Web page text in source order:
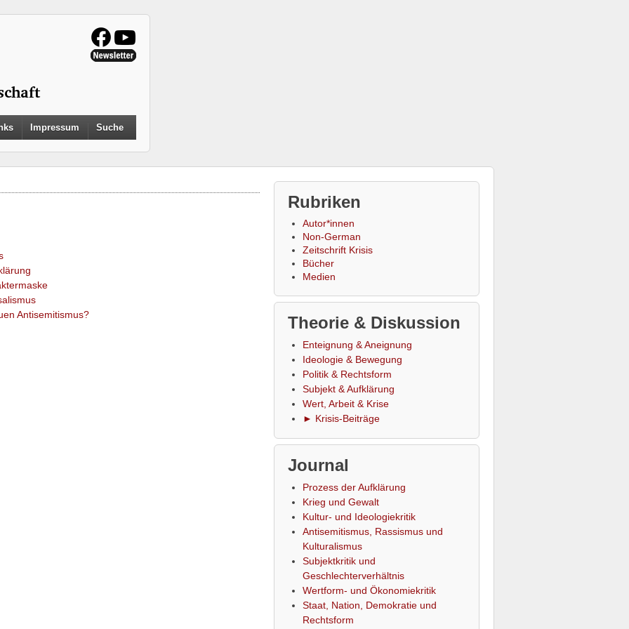
Impressum Suche
Antisemitismus?
Rubriken
Autor*innen
Non-German
Zeitschrift Krisis
Bücher
Medien
Theorie & Diskussion
Enteignung & Aneignung
Ideologie & Bewegung
Politik & Rechtsform
Subjekt & Aufklärung
Wert, Arbeit & Krise
► Krisis-Beiträge
Journal
Prozess der Aufklärung
Krieg und Gewalt
Kultur- und Ideologiekritik
Antisemitismus, Rassismus und
Kulturalismus
Subjektkritik und
Geschlechterverhältnis
Wertform- und Ökonomiekritik
Staat, Nation, Demokratie und
Rechtsform